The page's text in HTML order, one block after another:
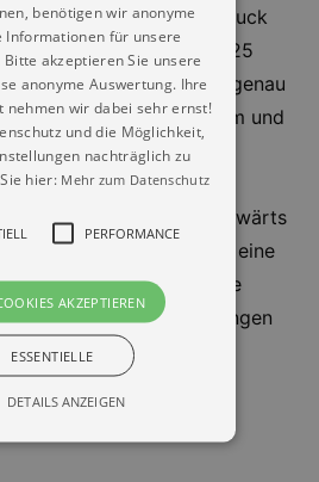
sich nicht auf Knopfdruck
einen Impuls. Seit über 25
Lite, ihrem Publikum genau
Momente, in denen Raum und
verblassen und pure
kommenden Album vorwärts
Lite ihr Publikum mit auf eine
von Klängen, die in die
und zugleich durchdrungen
Sounds.
benötigen wir anonyme
Informationen für unsere
akzeptieren Sie unsere
anonyme Auswertung. Ihre
nehmen wir dabei sehr ernst!
und die Möglichkeit,
nachträglich zu
hier: Mehr zum Datenschutz
PERFORMANCE
AKZEPTIEREN
ESSENTIELLE
DETAILS ANZEIGEN